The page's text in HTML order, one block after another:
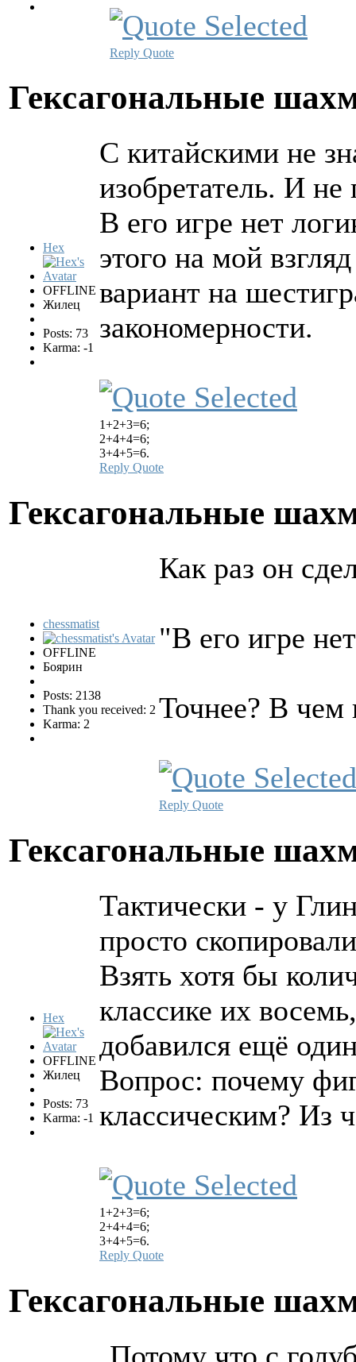
Reply Quote
Гексагональные
Hex
OFFLINE
Жилец
Posts: 73
Karma: -1
С китайскими не
изобретатель. И
В его игре нет
этого на мой
вариант на
закономерности.
1+2+3=6;
2+4+4=6;
3+4+5=6.
Reply Quote
Гексагональные
chessmatist
OFFLINE
Боярин
Posts: 2138
Thank you received: 2
Karma: 2
Как раз он
"В его игре
Точнее? В чем
Reply Quote
Гексагональные
Hex
OFFLINE
Жилец
Posts: 73
Karma: -1
Тактически - у
просто
Взять хотя бы
классике их
добавился ещё
Вопрос: почему
классическим? Из
1+2+3=6;
2+4+4=6;
3+4+5=6.
Reply Quote
Гексагональные